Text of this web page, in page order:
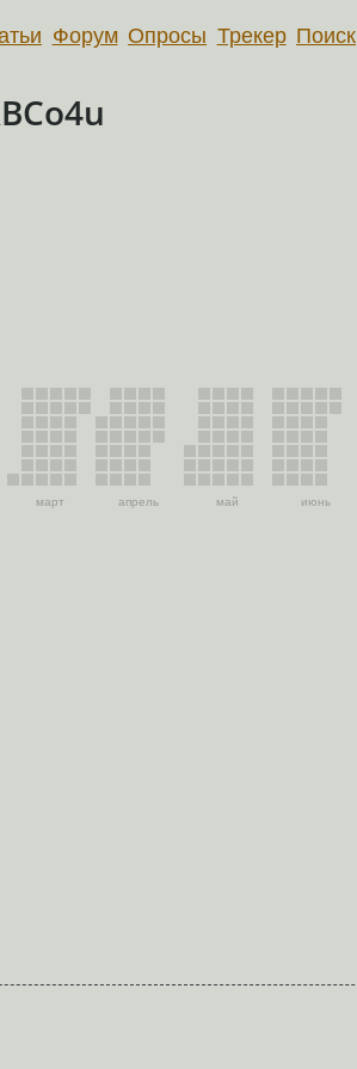
Форум Опросы Трекер Поиск
март апрель май июнь